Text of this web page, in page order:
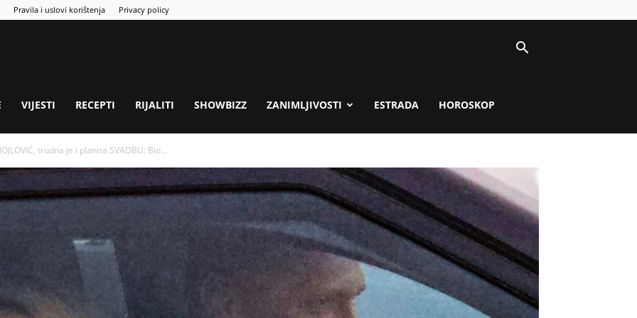
Pravila i uslovi korištenja Privacy policy
VIJESTI RECEPTI RIJALITI SHOWBIZZ ZANIMLJIVOSTI ESTRADA HOROSKOP
trudna je i pIanira SVADBU: Bio...